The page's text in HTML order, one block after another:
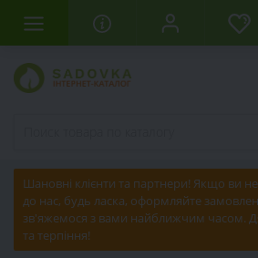
Шановні клієнти та партнери! Якщо ви
до нас, будь ласка, оформляйте
зв'яжемося з вами найближчим часом.
та терпіння!